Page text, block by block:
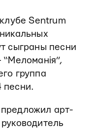
Sentrum
сыграны песни
группа
песни.
арт-